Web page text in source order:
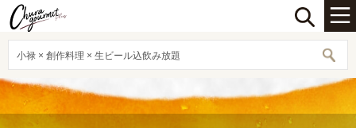
小禄 × 創作料理 × 生ビール込飲み放題